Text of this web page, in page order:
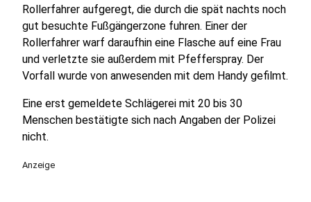
Rollerfahrer aufgeregt, die durch die spät nachts noch
gut besuchte Fußgängerzone fuhren. Einer der
Rollerfahrer warf daraufhin eine Flasche auf eine Frau
und verletzte sie außerdem mit Pfefferspray. Der
Vorfall wurde von anwesenden mit dem Handy gefilmt.
Eine erst gemeldete Schlägerei mit 20 bis 30
Menschen bestätigte sich nach Angaben der Polizei
nicht.
Anzeige